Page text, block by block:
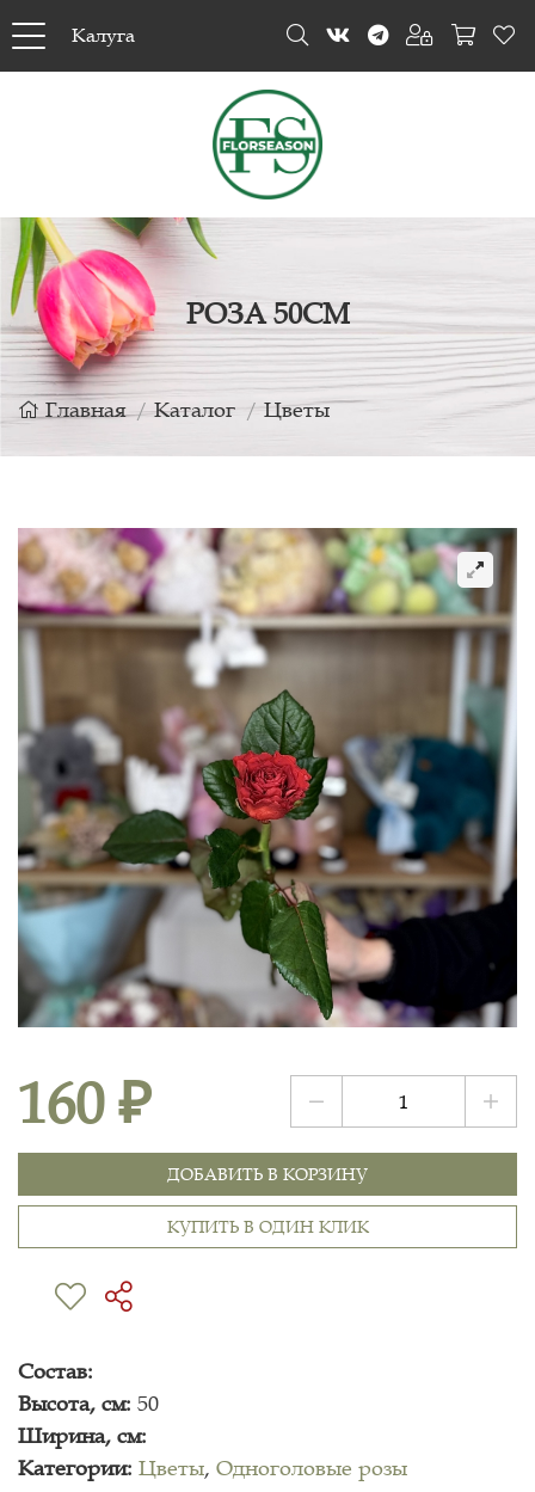
Калуга
РОЗА 50СМ
Главная Каталог Цветы
160 ₽
ДОБАВИТЬ В КОРЗИНУ
КУПИТЬ В ОДИН КЛИК
Состав:
Высота, см: 50
Ширина, см:
Категории: Цветы, Одноголовые розы